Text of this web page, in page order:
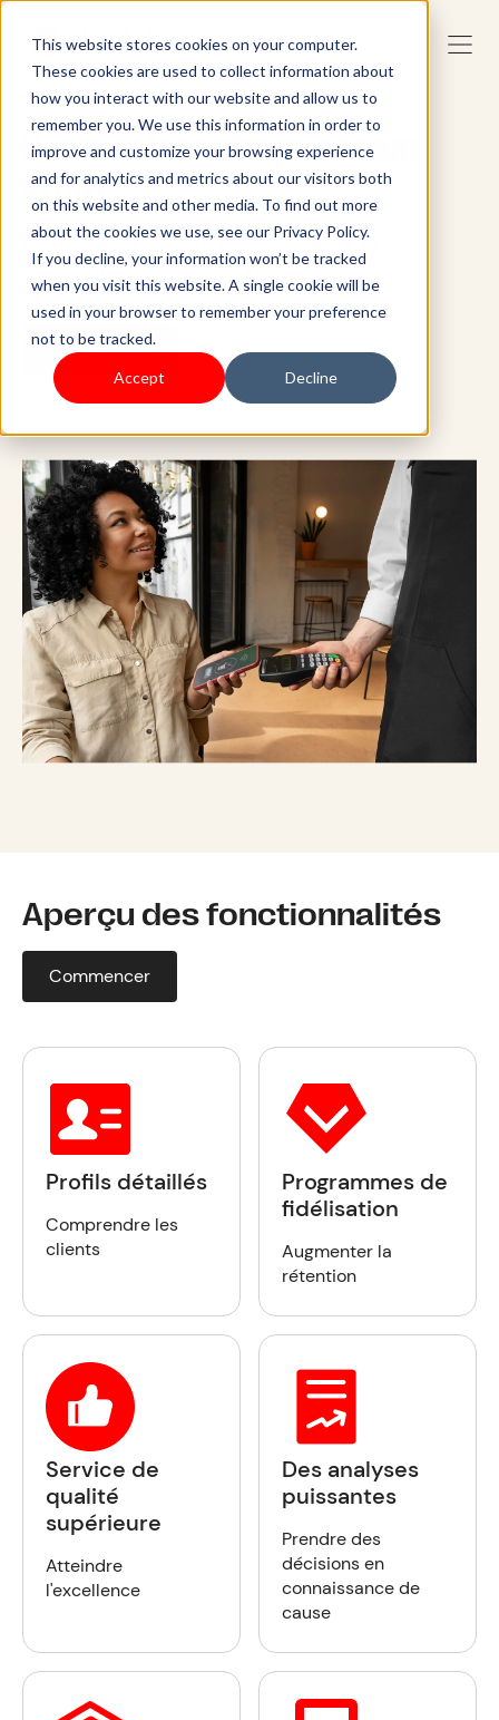
This website stores cookies on your computer.
These cookies are used to collect information about
how you interact with our website and allow us to
remember you. We use this information in order to
improve and customize your browsing experience
and for analytics and metrics about our visitors both
on this website and other media. To find out more
about the cookies we use, see our Privacy Policy.
If you decline, your information won’t be tracked
when you visit this website. A single cookie will be
used in your browser to remember your preference
not to be tracked.
Accept Decline
Gérer votre entreprise sans
effort
Renforcez la fidélité de vos clients et
augmentez vos ventes grâce au meilleur
système de point de vente.
Commencer
Aperçu des fonctionnalités
Commencer
Profils détaillés
Comprendre les
clients
Programmes de
fidélisation
Augmenter la
rétention
Service de
qualité
supérieure
Atteindre
l'excellence
Des analyses
puissantes
Prendre des
décisions en
connaissance de
cause